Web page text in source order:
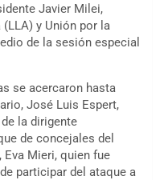
Javier Milei,
y Unión por la
de la sesión especial
se acercaron hasta
José Luis Espert,
la dirigente
de concejales del
Mieri, quien fue
participar del ataque a